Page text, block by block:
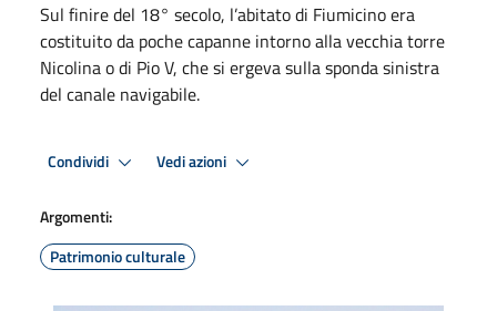
Sul finire del 18° secolo, l’abitato di Fiumicino era
costituito da poche capanne intorno alla vecchia torre
Nicolina o di Pio V, che si ergeva sulla sponda sinistra
del canale navigabile.
Condividi Vedi azioni
Argomenti:
Patrimonio culturale